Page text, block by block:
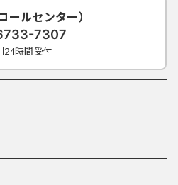
ールセンター）
7307
24時間受付